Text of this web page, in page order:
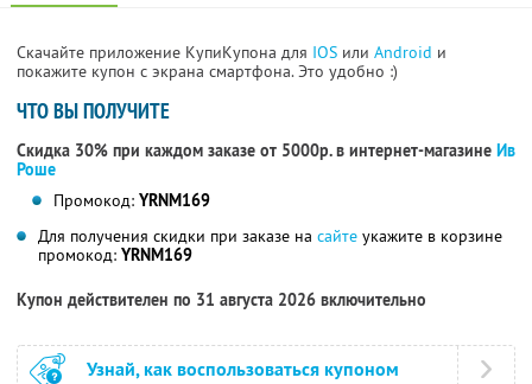
Скачайте приложение КупиКупона для IOS или Android и
покажите купон с экрана смартфона. Это удобно :)
ЧТО ВЫ ПОЛУЧИТЕ
Скидка 30% при каждом заказе от 5000р. в интернет-магазине Ив
Роше
Промокод: YRNM169
Для получения скидки при заказе на сайте укажите в корзине
промокод: YRNM169
Купон действителен по 31 августа 2026 включительно
Узнай, как воспользоваться купоном